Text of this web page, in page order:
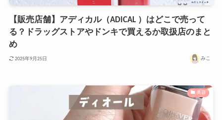
【販売店舗】アディカル（ADICAL ）はどこで売って
る？ドラッグストアやドンキで買えるか取扱店のまと
め
2025年9月25日 みこ
美容